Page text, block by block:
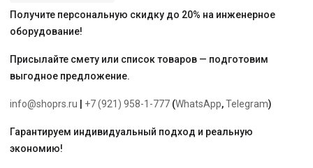
Получите персональную скидку до 20% на инженерное
оборудование!
Присылайте смету или список товаров — подготовим
выгодное предложение.
info@shoprs.ru +7 (921) 958-1-777 (WhatsApp,Telegram)
Гарантируем индивидуальный подход и реальную
экономию!